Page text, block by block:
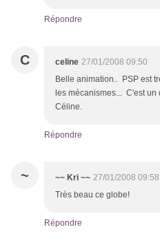
Répondre
C celine 27/01/2008 09:50
Belle animation.. PSP est
les mécanismes... C'est
Céline.
Répondre
~ ~~ Kri ~~ 27/01/2008 09:58
Très beau ce globe!
Répondre